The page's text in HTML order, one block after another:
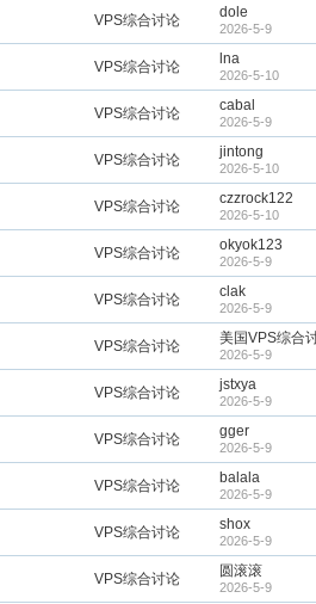
VPS综合讨论 dole
2026-5-9
VPS综合讨论 lna
2026-5-10
VPS综合讨论 cabal
2026-5-9
VPS综合讨论 jintong
2026-5-10
VPS综合讨论 czzrock122
2026-5-10
VPS综合讨论 okyok123
2026-5-9
VPS综合讨论 clak
2026-5-9
VPS综合讨论 美国VPS综合
2026-5-9
VPS综合讨论 jstxya
2026-5-9
VPS综合讨论 gger
2026-5-9
VPS综合讨论 balala
2026-5-9
VPS综合讨论 shox
2026-5-9
VPS综合讨论 圆滚滚
2026-5-9